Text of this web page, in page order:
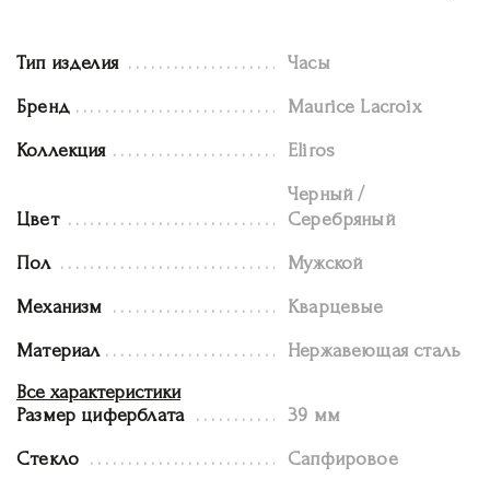
Тип изделия Часы
Бренд Maurice Lacroix
Коллекция Eliros
Цвет
Черный /
Серебряный
Пол Мужской
Механизм Кварцевые
Материал
Нержавеющая сталь
Все характеристики
Размер циферблата
39 мм
Стекло Сапфировое